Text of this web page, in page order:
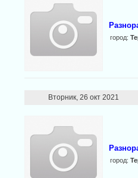
город:
Вторник, 26 окт 2021
город: